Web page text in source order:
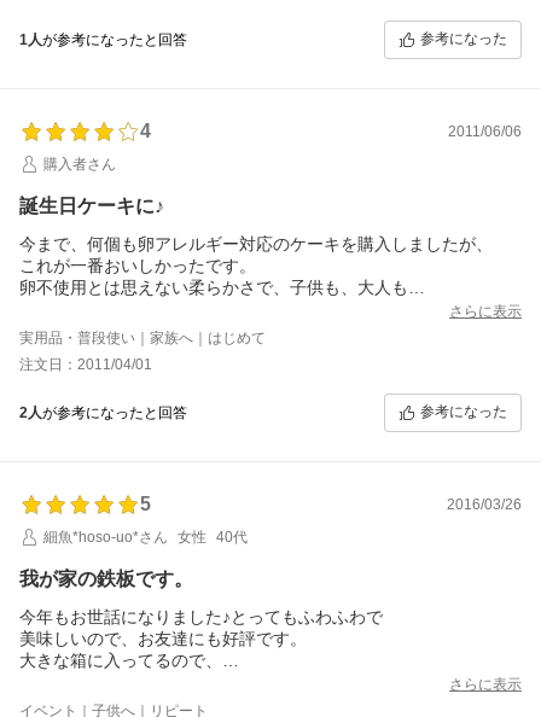
1人が参考になったと回答 参考になった
4
2011/06/06
購入者さん
誕生日ケーキに♪
今まで、何個も卵アレルギー対応のケーキを購入しましたが、
これが一番おいしかったです。
卵不使用とは思えない柔らかさで、子供も、大人も
さらに表示
実用品・普段使い｜家族へ｜はじめて
注文日：2011/04/01
2人が参考になったと回答 参考になった
5
2016/03/26
細魚*hoso-uo*さん
女性 40代
我が家の鉄板です。
今年もお世話になりました♪とってもふわふわで
美味しいので、お友達にも好評です。
大きな箱に入ってるので、
さらに表示
イベント｜子供へ｜リピート